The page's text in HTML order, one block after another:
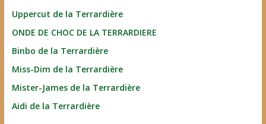
Uppercut de la Terrardière
ONDE DE CHOC DE LA TERRARDIERE
Binbo de la Terrardière
Miss-Dim de la Terrardière
Mister-James de la Terrardière
Aidi de la Terrardière